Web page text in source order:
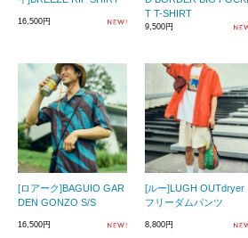
16,500円
T T-SHIRT
9,500円
[ロアーク]BAGUIO GAR
DEN GONZO S/S
16,500円
[ルー]LUGH OUTdryer
フリーダムパンツ
8,800円